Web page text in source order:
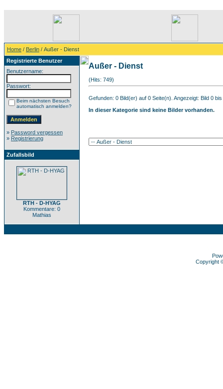
Home / Berlin / Außer - Dienst
Registrierte Benutzer
Benutzername:
Passwort:
Beim nächsten Besuch
automatisch anmelden?
» Password vergessen
» Registrierung
Zufallsbild
RTH - D-HYAG
Kommentare: 0
Mathias
Außer - Dienst
(Hits: 749)
Gefunden: 0 Bild(er) auf 0 Seite(n). Angezeigt: Bild 0 bis
In dieser Kategorie sind keine Bilder vorhanden.
Copyright